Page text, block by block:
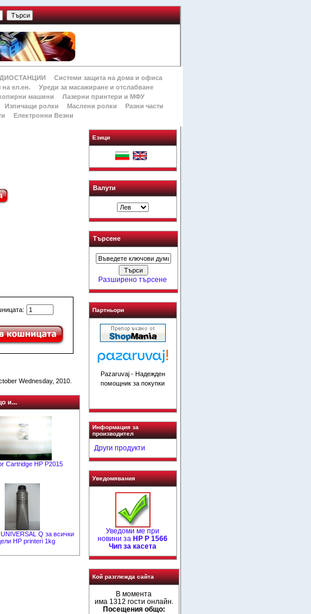
Системи защита на дома и офиса
на ел.ен.
Уреди за масажиране и отслабване
машини
Лазерни принтери и МФУ
Изпичащи ролки Маслени ролки
Разни части
Електронни Везни
Wednesday, 2010.
и...
Cartridge HP P2015
Q за всички
HP printeri 1kg
Езици
Валути
Търсене
Разширено търсене
Партньори
Pazaruvaj - Надежден
помощник за покупки
Информация за
производител
Други продукти
Уведомявания
Уведоми ме при
новини за HP P 1566
Чип за касета
Кой разглежда сайта
В момента
има 1312 гости онлайн.
Посещения общо: